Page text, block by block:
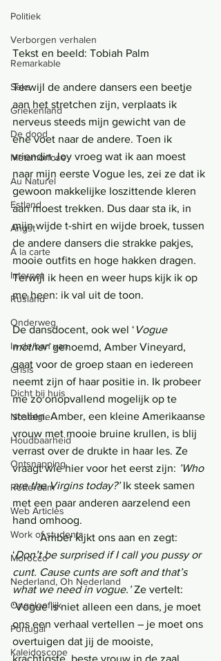
Politiek
Verborgen verhalen
Remarkable
Seks
Griekenland
De dood
Metamorfose
Au Naturel
Estland
Angst
Á la carte
Internet
Rusland
Onderweg
In de ban van
Crisis
Dicht bij huis
Nostalgie
Houdbaarheid
Ontsnapping
Rotterdam
Web Articles
Work of students
Morocco
Nederland, Oh Nederland
Ongelooflijk
Portugal
Kaleidoscope
Tekst en beeld: Tobiah Palm
Terwijl de andere dansers een beetje
aan het stretchen zijn, verplaats ik
nerveus steeds mijn gewicht van de
ene voet naar de andere. Toen ik
vriendin Joy vroeg wat ik aan moest
naar mijn eerste Vogue les, zei ze dat ik
gewoon makkelijke loszittende kleren
aan moest trekken. Dus daar sta ik, in
mijn wijde t-shirt en wijde broek, tussen
de andere dansers die strakke pakjes,
mooie outfits en hoge hakken dragen.
Terwijl ik heen en weer hups kijk ik op
me heen: ik val uit de toon.
De dansdocent, ook wel ‘ Vogue
mother’ genoemd, Amber Vineyard,
gaat voor de groep staan en iedereen
neemt zijn of haar positie in. Ik probeer
me zo onopvallend mogelijk op te
stellen. Amber, een kleine Amerikaanse
vrouw met mooie bruine krullen, is blij
verrast over de drukte in haar les. Ze
vraagt wie hier voor het eerst zijn: ’Who
are the Virgins today?’ Ik steek samen
met een paar anderen aarzelend een
hand omhoog.
	Amber kijkt ons aan en zegt:
‘Don’t be surprised if I call you pussy or
cunt. Cause cunts are soft and that’s
what we need in vogue.’ Ze vertelt:
‘Vogue is niet alleen een dans, je moet
ons een verhaal vertellen – je moet ons
overtuigen dat jij de mooiste,